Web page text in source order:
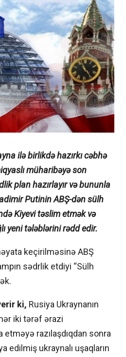
ilə birlikdə hazırkı cəbhə
müharibəyə son
plan hazırlayır və bununla
Putinin ABŞ-dən sülh
Kiyevi təslim etmək və
yeni tələblərini rədd edir.
keçirilməsinə ABŞ
sədrlik etdiyi “Sülh
ki, Rusiya Ukraynanın
iki tərəf ərazi
etməyə razılaşdıqdan sonra
edilmiş ukraynalı uşaqların